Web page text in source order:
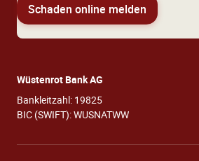
Schaden online melden
Wüstenrot Bank AG
Bankleitzahl: 19825
BIC (SWIFT): WUSNATWW